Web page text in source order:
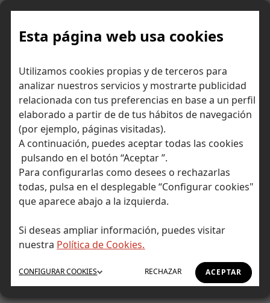
Esta página web usa cookies
Utilizamos cookies propias y de terceros para
analizar nuestros servicios y mostrarte publicidad
relacionada con tus preferencias en base a un perfil
elaborado a partir de de tus hábitos de navegación
(por ejemplo, páginas visitadas).
A continuación, puedes aceptar todas las cookies
pulsando en el botón “Aceptar ”.
Para configurarlas como desees o rechazarlas
todas, pulsa en el desplegable “Configurar cookies"
que aparece abajo a la izquierda.
Si deseas ampliar información, puedes visitar
nuestra Política de Cookies.
ACEPTAR
RECHAZAR
CONFIGURARCOOKIES
Skip
Ir a Self Bank »
El Blog de Self
Bank
señales de merado